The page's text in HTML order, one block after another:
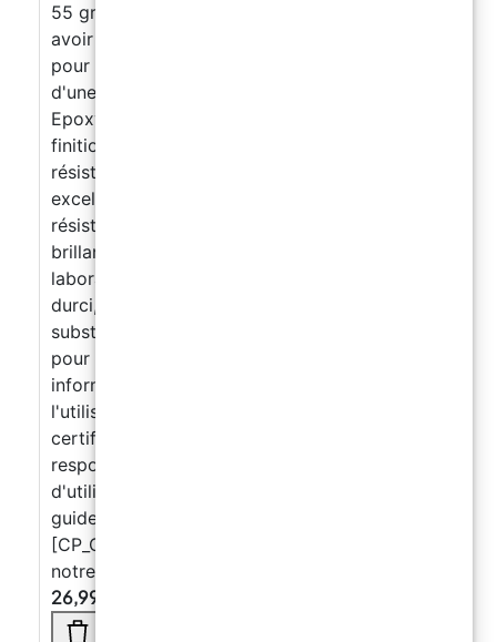
55 grammes de B) et de laisser durcir sans
avoir besoin d'autres additifs. Recommandé
pour les revêtements de tables et plateaux
d'une épaisseur de 1 à 5 mm. La Résine
Epoxyfood garantit également une excellente
finition esthétique, décorative et une
résistance à l'usure : + haute transparence, +
excellente résistance aux rayures + bonne
résistance aux produits chimiques + surface
brillante et autonivelante * Produit testé en
laboratoire. Une fois le produit correctement
durci, il ne dégage pas de métaux lourds /
substances dangereuses et peut être utilisé
pour le contact avec les aliments. Ces
informations peuvent être consultées par
l'utilisateur final lors de la délivrance de la
certification HCCP qui reste sous la
responsabilité de l'utilisateur final. Guide
d'utilisation des résines avec à retrouver le
guide à consulter ou à télécharger Cliquez ici
[CP_CALCULATED_FIELDS id="1"] téléchargez
notre application "Resin Calculator"
26,99